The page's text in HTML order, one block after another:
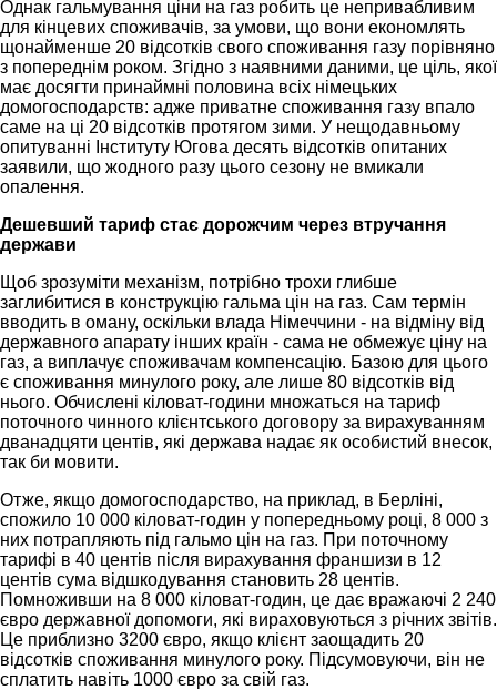
Однак гальмування ціни на газ робить це непривабливим
для кінцевих споживачів, за умови, що вони економлять
щонайменше 20 відсотків свого споживання газу порівняно
з попереднім роком. Згідно з наявними даними, це ціль, якої
має досягти принаймні половина всіх німецьких
домогосподарств: адже приватне споживання газу впало
саме на ці 20 відсотків протягом зими. У нещодавньому
опитуванні Інституту Югова десять відсотків опитаних
заявили, що жодного разу цього сезону не вмикали
опалення.
Дешевший тариф стає дорожчим через втручання
держави
Щоб зрозуміти механізм, потрібно трохи глибше
заглибитися в конструкцію гальма цін на газ. Сам термін
вводить в оману, оскільки влада Німеччини - на відміну від
державного апарату інших країн - сама не обмежує ціну на
газ, а виплачує споживачам компенсацію. Базою для цього
є споживання минулого року, але лише 80 відсотків від
нього. Обчислені кіловат-години множаться на тариф
поточного чинного клієнтського договору за вирахуванням
дванадцяти центів, які держава надає як особистий внесок,
так би мовити.
Отже, якщо домогосподарство, на приклад, в Берліні,
спожило 10 000 кіловат-годин у попередньому році, 8 000 з
них потрапляють під гальмо цін на газ. При поточному
тарифі в 40 центів після вирахування франшизи в 12
центів сума відшкодування становить 28 центів.
Помноживши на 8 000 кіловат-годин, це дає вражаючі 2 240
євро державної допомоги, які вираховуються з річних звітів.
Це приблизно 3200 євро, якщо клієнт заощадить 20
відсотків споживання минулого року. Підсумовуючи, він не
сплатить навіть 1000 євро за свій газ.